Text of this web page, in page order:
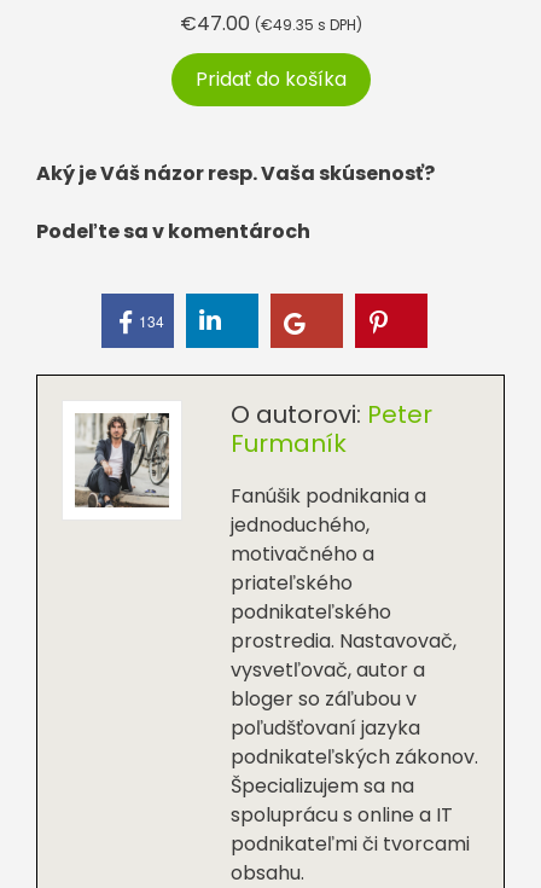
€47.00 (€49.35 s DPH)
Pridať do košíka
Aký je Váš názor resp. Vaša skúsenosť?
Podeľte sa v komentároch
134
O autorovi: Peter
Furmaník
Fanúšik podnikania a
jednoduchého,
motivačného a
priateľského
podnikateľského
prostredia. Nastavovač,
vysvetľovač, autor a
bloger so záľubou v
poľudšťovaní jazyka
podnikateľských zákonov.
Špecializujem sa na
spoluprácu s online a IT
podnikateľmi či tvorcami
obsahu.